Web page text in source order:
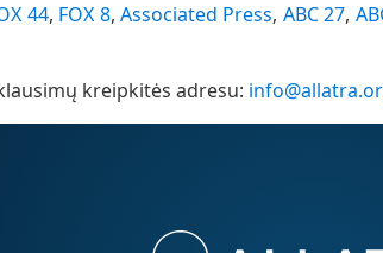
44, FOX 8, Associated Press, ABC 27,
kreipkitės adresu: